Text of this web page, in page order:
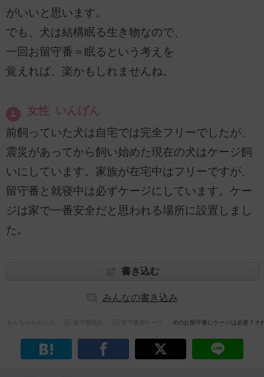
がいいと思います。
でも、犬は結構眠る生き物なので、
一回お留守番＝眠るという考えを
覚えれば、楽かもしれませんね。
女性 いんげん
前飼っていた犬は自宅では完全フリーでしたが、
震災があってから飼い始めた現在の犬はケージ飼
いにしています。家族が在宅中はフリーですが、
留守番と就寝中は必ずケージにしています。ケー
ジは家で一番安全だと思われる場所に設置しまし
た。
書き込む
みんなの書き込み
犬のお留守番にケージは必要？そ